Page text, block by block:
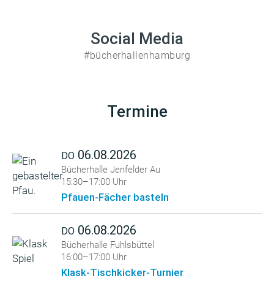
Social Media
#bücherhallenhamburg
Termine
DO 06.08.2026
Bücherhalle Jenfelder Au
15:30–17:00 Uhr
Pfauen-Fächer basteln
DO 06.08.2026
Bücherhalle Fuhlsbüttel
16:00–17:00 Uhr
Klask-Tischkicker-Turnier